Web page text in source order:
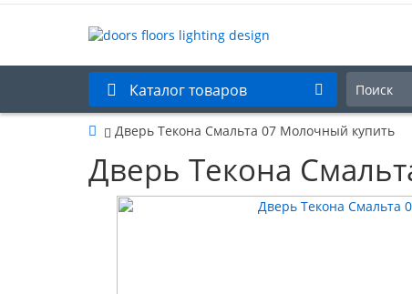
Каталог товаров
Дверь Текона Смальта 07 Молочный купить
Дверь Текона